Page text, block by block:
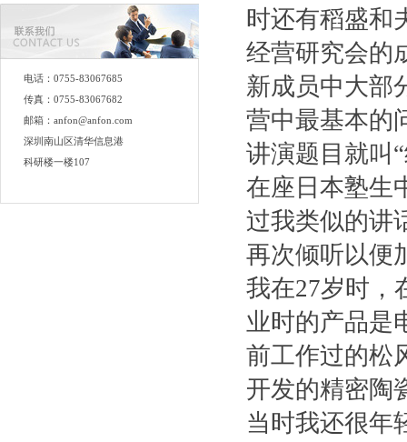
电话：0755-83067685
传真：0755-83067682
邮箱：anfon@anfon.com
深圳南山区清华信息港
科研楼一楼107
时还有稻盛和
经营研究会的
新成员中大部
营中最基本的
讲演题目就叫
在座日本塾生
过我类似的讲
再次倾听以便
我在27岁时，
业时的产品是
前工作过的
开发的精密陶
当时我还很年